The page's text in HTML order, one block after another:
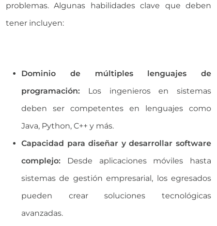
problemas. Algunas habilidades clave que deben
tener incluyen:
Dominio de múltiples lenguajes de
programación: Los ingenieros en sistemas
deben ser competentes en lenguajes como
Java, Python, C++ y más.
Capacidad para diseñar y desarrollar software
complejo: Desde aplicaciones móviles hasta
sistemas de gestión empresarial, los egresados
pueden crear soluciones tecnológicas
avanzadas.